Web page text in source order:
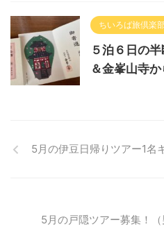
ちいろば旅倶楽
５泊６日の
＆金峯山寺か
5月の伊豆日帰りツアー1名
5月の戸隠ツアー募集！（